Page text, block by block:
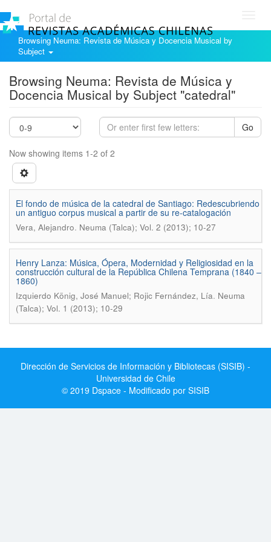
Browsing Neuma: Revista de Música y Docencia Musical by
Subject
Browsing Neuma: Revista de Música y
Docencia Musical by Subject "catedral"
Go
Now showing items 1-2 of 2
El fondo de música de la catedral de Santiago: Redescubriendo
un antiguo corpus musical a partir de su re-catalogación
Vera, Alejandro. Neuma (Talca); Vol. 2 (2013); 10-27
Henry Lanza: Música, Ópera, Modernidad y Religiosidad en la
construcción cultural de la República Chilena Temprana (1840 –
1860)
Izquierdo König, José Manuel; Rojic Fernández, Lía. Neuma
(Talca); Vol. 1 (2013); 10-29
Dirección de Servicios de Información y Bibliotecas (SISIB) -
Universidad de Chile
© 2019 Dspace - Modificado por SISIB